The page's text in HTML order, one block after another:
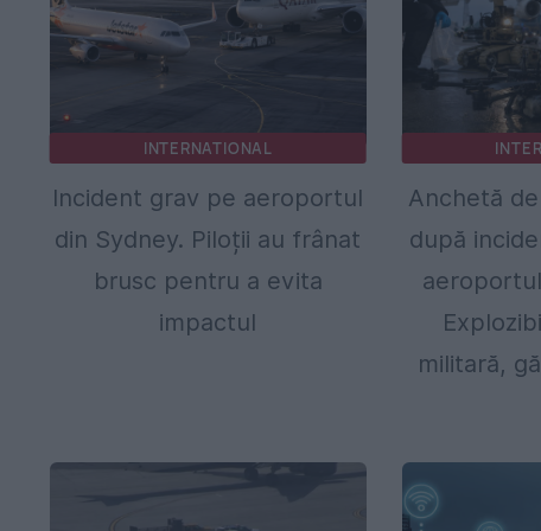
INTERNATIONAL
Incident grav pe aeroportul
din Sydney. Piloții au frânat
brusc pentru a evita
impactul
Anchetă
după
militară,